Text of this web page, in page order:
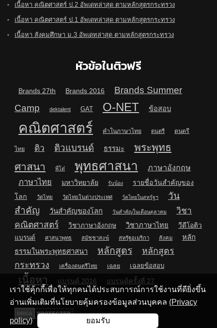
เนื้อหา คณิตศาสตร์ ป.2 อัพเดทล่าสุด ตามหลักสูตรกระทรวง
เนื้อหา คณิตศาสตร์ ป.1 อัพเดทล่าสุด ตามหลักสูตรกระทรวง
เนื้อหา สังคมศึกษา ม.3 อัพเดทล่าสุด ตามหลักสูตรกระทรวง
หัวข้อในติวฟรี
Brands 27th Brands 2016
Brands Summer
Camp
dektalent GAT O-NET ข้อสอบ
คณิตศาสตร์ คำในภาษาไทย ดนตรี ดนตรี
ไทย ติว ติวแบรนด์ ธรรมะ
พระพุทธ
ศาสนา
พี่โต๋ พุทธศาสนา ภาษาอังกฤษ
ภาษาไทย มหาวิทยาลัย รับน้อง
รายชื่อวันสำคัญของ
โลก
วัดไทย วัดไทยในต่างประเทศ วัดไทยในสหรัฐฯ
วัน
สำคัญ
วันสำคัญของโลก วันสำคัญในเดือนตุลาคม
วิชา
คณิตศาสตร์
วิชาภาษาอังกฤษ วิชาภาษาไทย
วีดีโอติว
แบรนด์
ศาสนาพุทธ สมัชชาสงฆ์ สหรัฐอเมริกา สังคม
หลัก
ธรรมในพระพุทธศาสนา
หลักสูตร
หลักสูตร
กระทรวง
เครื่องดนตรีไทย เฉลย เฉลยข้อสอบ
เนื้อหา แบรนด์ 2016 แบรนด์ครั้งที่ 27
เราใช้คุ้กกี้เพื่อให้ทุกคนได้ประสบการณ์การใช้งานที่ดียิ่งขึ้น
อ่านเพิ่มเติมที่นโยบายคุ้มครองข้อมูลส่วนบุคคล (Privacy
policy) ยอมรับ